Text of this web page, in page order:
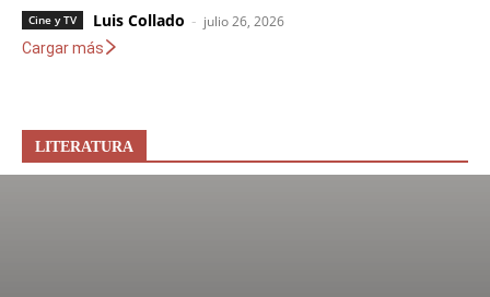
Cine y TV Luis Collado - julio 26, 2026
Cargar más
LITERATURA